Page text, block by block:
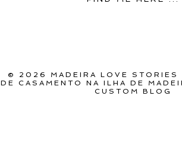
© 2026 MADEIRA LOVE STORIES
DE CASAMENTO NA ILHA DE
CUSTOM BLOG